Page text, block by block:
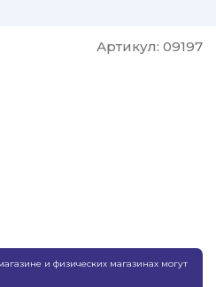
Артикул: 09197
и физических магазинах могут